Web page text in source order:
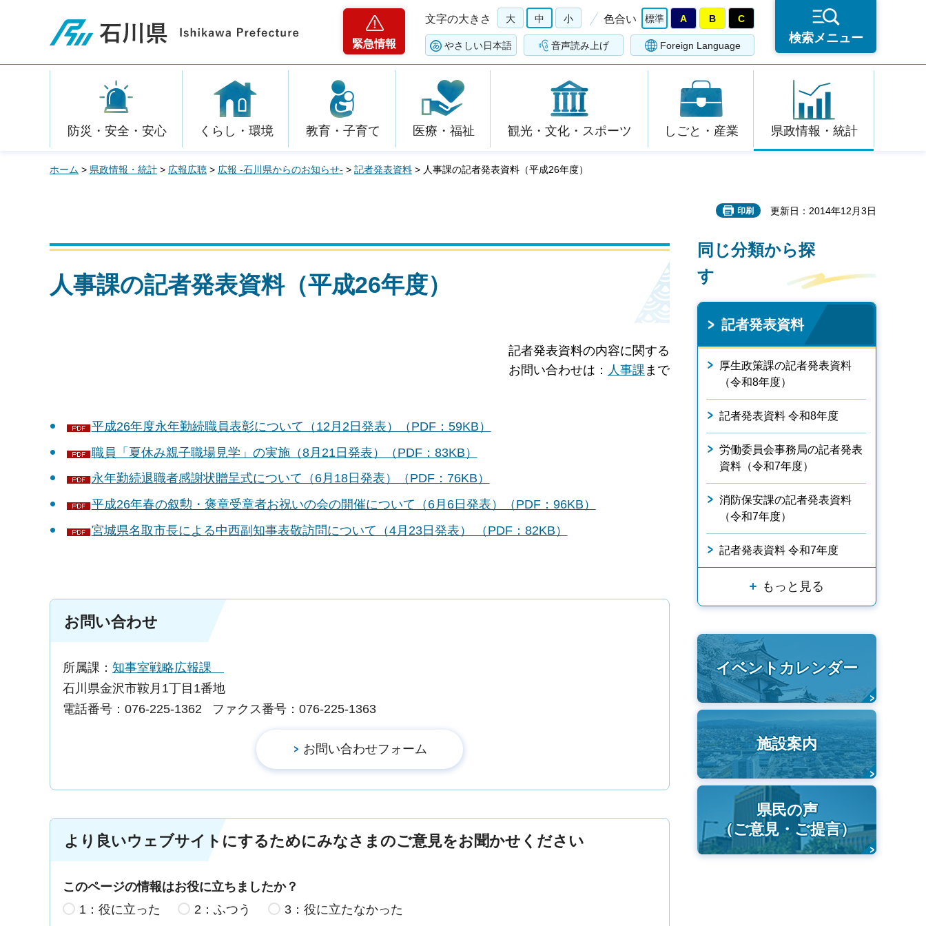
石川県
緊急情報
文字の大きさ 大 中 小 色合い 標準 A B C
やさしい日本語 音声読み上げ Foreign Language
検索メニュー
防災・安全・安心 くらし・環境 教育・子育て 医療・福祉 観光・文化・スポーツ しごと・産業 県政情報・統計
ホーム > 県政情報・統計 > 広報広聴 > 広報 -石川県からのお知らせ- > 記者発表資料 > 人事課の記者発表資料（平成26年度）
印刷 更新日：2014年12月3日
人事課の記者発表資料（平成26年度）
記者発表資料の内容に関する
お問い合わせは： 人事課 まで
平成26年度永年勤続職員表彰について（12月2日発表）（PDF：59KB）
職員「夏休み親子職場見学」の実施（8月21日発表）（PDF：83KB）
永年勤続退職者感謝状贈呈式について（6月18日発表）（PDF：76KB）
平成26年春の叙勲・褒章受章者お祝いの会の開催について（6月6日発表）（PDF：96KB）
宮城県名取市長による中西副知事表敬訪問について（4月23日発表） （PDF：82KB）
お問い合わせ
所属課： 知事室戦略広報課
石川県金沢市鞍月1丁目1番地
電話番号：076-225-1362
ファクス番号：076-225-1363
より良いウェブサイトにするためにみなさまのご意見をお聞かせください
このページの情報はお役に立ちましたか？
1：役に立った
2：ふつう 3：役に立たなかった
同じ分類から探
す
記者発表資料
厚生政策課の記者発表資料
（令和8年度）
記者発表資料 令和8年度
労働委員会事務局の記者発表
資料（令和7年度）
消防保安課の記者発表資料
（令和7年度）
記者発表資料 令和7年度
もっと見る
イベントカレンダー
施設案内
県民の声
（ご意見・ご提言）